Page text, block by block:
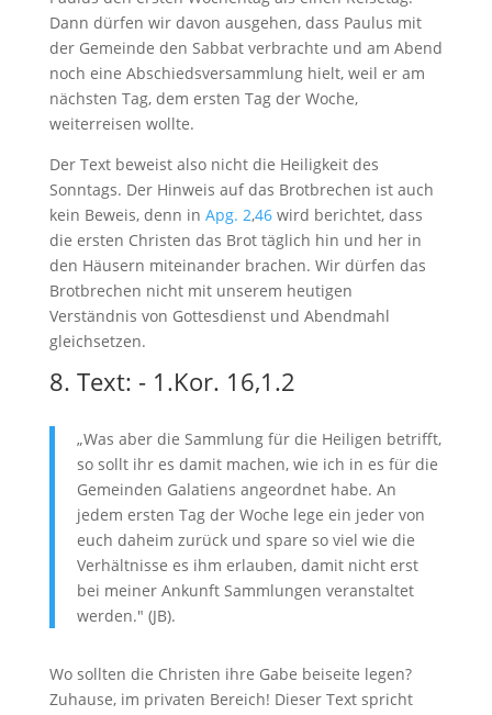
Dann dürfen wir davon ausgehen, dass Paulus mit
der Gemeinde den Sabbat verbrachte und am Abend
noch eine Abschiedsversammlung hielt, weil er am
nächsten Tag, dem ersten Tag der Woche,
weiterreisen wollte.
Der Text beweist also nicht die Heiligkeit des
Sonntags. Der Hinweis auf das Brotbrechen ist auch
kein Beweis, denn in Apg. 2,46wird berichtet, dass
die ersten Christen das Brot täglich hin und her in
den Häusern miteinander brachen. Wir dürfen das
Brotbrechen nicht mit unserem heutigen
Verständnis von Gottesdienst und Abendmahl
gleichsetzen.
8. Text: - 1.Kor. 16,1.2
„Was aber die Sammlung für die Heiligen betrifft,
so sollt ihr es damit machen, wie ich in es für die
Gemeinden Galatiens angeordnet habe. An
jedem ersten Tag der Woche lege ein jeder von
euch daheim zurück und spare so viel wie die
Verhältnisse es ihm erlauben, damit nicht erst
bei meiner Ankunft Sammlungen veranstaltet
werden." (JB).
Wo sollten die Christen ihre Gabe beiseite legen?
Zuhause, im privaten Bereich! Dieser Text spricht